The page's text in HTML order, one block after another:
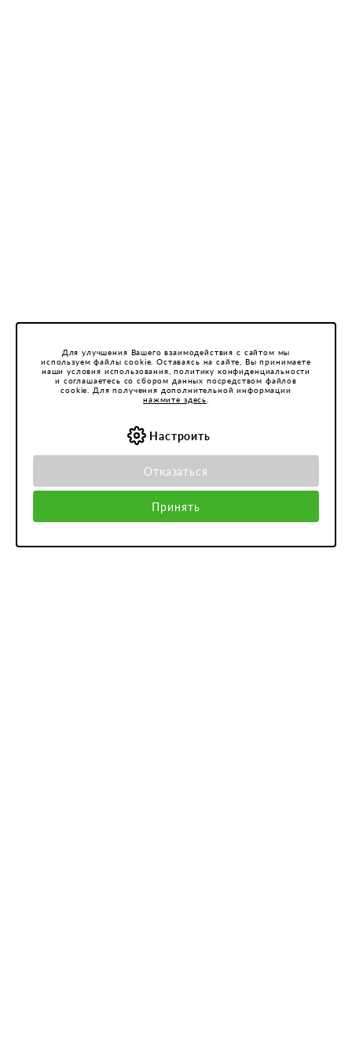
Для улучшения Вашего взаимодействия с сайтом мы
используем файлы cookie. Оставаясь на сайте, Вы принимаете
наши условия использования, политику конфиденциальности
и соглашаетесь со сбором данных посредством файлов
cookie. Для получения дополнительной информации
нажмите здесь
Настроить
Отказаться
Принять